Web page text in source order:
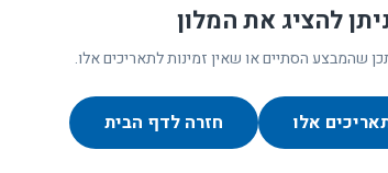
להציג את המלון
שהמבצע הסתיים או שאין זמינות לתאריכים אלו.
אלו חזרה לדף הבית